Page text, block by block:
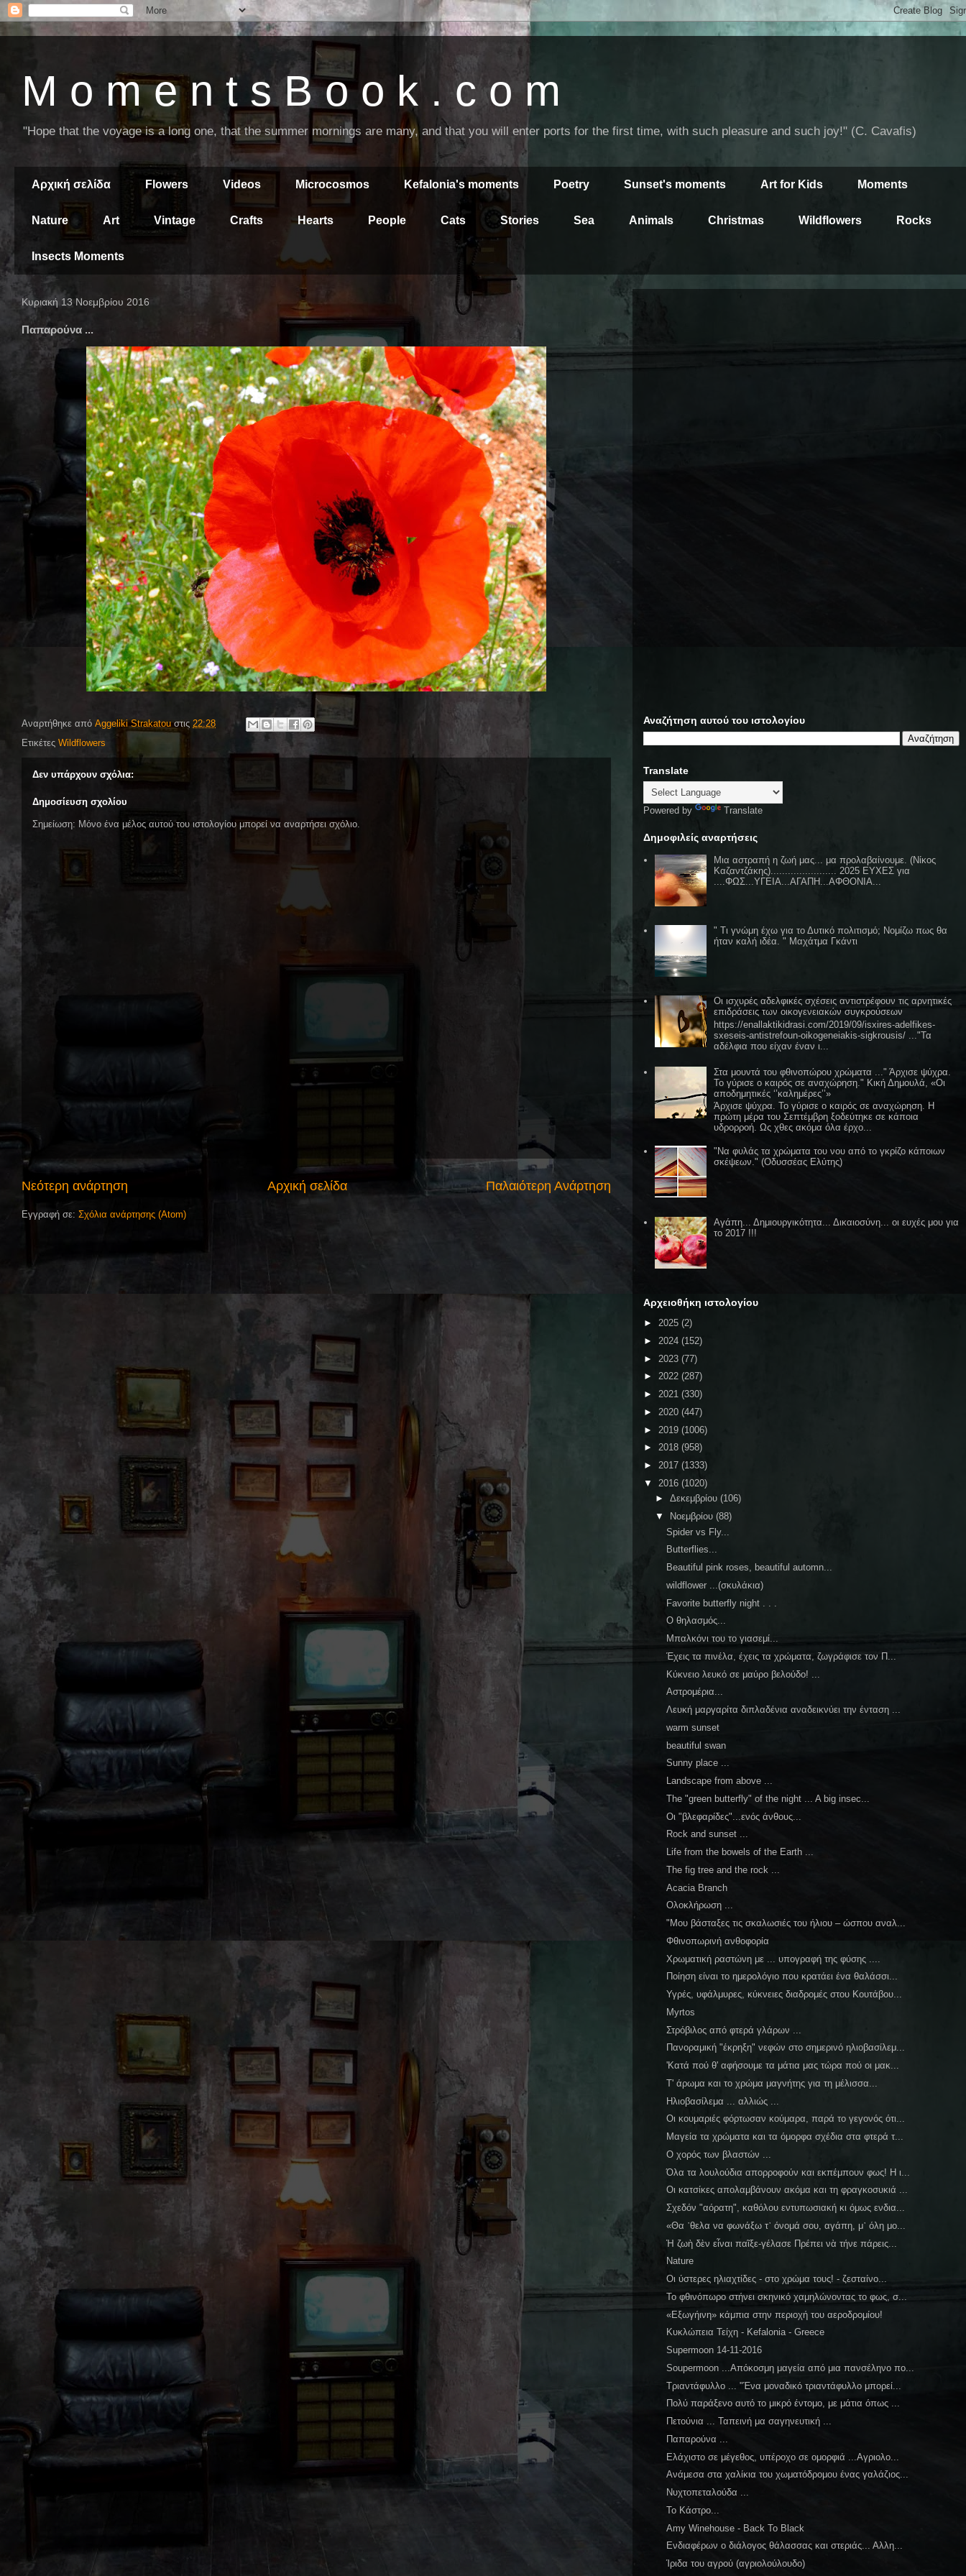
M o m e n t s B o o k . c o m
"Hope that the voyage is a long one, that the summer mornings are many, and that you will enter ports for the first time, with such pleasure and such joy!" (C. Cavafis)
Αρχική σελίδα Flowers Videos Microcosmos Kefalonia's moments Poetry Sunset's moments Art for Kids Moments
Nature Art Vintage Crafts Hearts People Cats Stories Sea Animals Christmas Wildflowers Rocks
Insects Moments
Κυριακή 13 Νοεμβρίου 2016
Παπαρούνα ...
Αναρτήθηκε από Aggeliki Strakatou στις 22:28
Ετικέτες Wildflowers
Δεν υπάρχουν σχόλια:
Δημοσίευση σχολίου
Σημείωση: Μόνο ένα μέλος αυτού του ιστολογίου μπορεί να αναρτήσει σχόλιο.
Νεότερη ανάρτηση Παλαιότερη Ανάρτηση
Αρχική σελίδα
Εγγραφή σε: Σχόλια ανάρτησης (Atom)
Αναζήτηση αυτού του ιστολογίου
Translate
Powered by Translate
Δημοφιλείς αναρτήσεις
Μια αστραπή η ζωή μας... μα προλαβαίνουμε. (Νίκος
Καζαντζάκης)....................... 2025 ΕΥΧΕΣ για
....ΦΩΣ...ΥΓΕΙΑ...ΑΓΑΠΗ...ΑΦΘΟΝΙΑ...
" Τι γνώμη έχω για το Δυτικό πολιτισμό; Νομίζω πως θα
ήταν καλή ιδέα. " Μαχάτμα Γκάντι
Οι ισχυρές αδελφικές σχέσεις αντιστρέφουν τις αρνητικές
επιδράσεις των οικογενειακών συγκρούσεων
https://enallaktikidrasi.com/2019/09/isxires-adelfikes-
sxeseis-antistrefoun-oikogeneiakis-sigkrousis/ ..."Τα
αδέλφια που είχαν έναν ι...
Στα μουντά του φθινοπώρου χρώματα ..." Άρχισε ψύχρα.
Το γύρισε ο καιρός σε αναχώρηση." Κική Δημουλά, «Οι
αποδημητικές ‘’καλημέρες’’»
Άρχισε ψύχρα. Το γύρισε ο καιρός σε αναχώρηση. Η
πρώτη μέρα του Σεπτέμβρη ξοδεύτηκε σε κάποια
υδρορροή. Ως χθες ακόμα όλα έρχο...
"Να φυλάς τα χρώματα του νου από το γκρίζο κάποιων
σκέψεων." (Οδυσσέας Ελύτης)
Αγάπη... Δημιουργικότητα... Δικαιοσύνη... οι ευχές μου για
το 2017 !!!
Αρχειοθήκη ιστολογίου
► 2025 (2)
► 2024 (152)
► 2023 (77)
► 2022 (287)
► 2021 (330)
► 2020 (447)
► 2019 (1006)
► 2018 (958)
► 2017 (1333)
▼ 2016 (1020)
► Δεκεμβρίου (106)
▼
Νοεμβρίου (88)
Spider vs Fly...
Butterflies...
Beautiful pink roses, beautiful automn...
wildflower ...(σκυλάκια)
Favorite butterfly night . . .
Ο θηλασμός...
Μπαλκόνι του το γιασεμί...
Έχεις τα πινέλα, έχεις τα χρώματα, ζωγράφισε τον Π...
Κύκνειο λευκό σε μαύρο βελούδο! ...
Αστρομέρια...
Λευκή μαργαρίτα διπλαδένια αναδεικνύει την ένταση ...
warm sunset
beautiful swan
Sunny place ...
Landscape from above ...
The "green butterfly" of the night ... A big insec...
Οι "βλεφαρίδες"...ενός άνθους...
Rock and sunset ...
Life from the bowels of the Earth ...
The fig tree and the rock ...
Acacia Branch
Ολοκλήρωση ...
"Μου βάσταξες τις σκαλωσιές του ήλιου – ώσπου αναλ...
Φθινοπωρινή ανθοφορία
Χρωματική ραστώνη με ... υπογραφή της φύσης ....
Ποίηση είναι το ημερολόγιο που κρατάει ένα θαλάσσι...
Υγρές, υφάλμυρες, κύκνειες διαδρομές στου Κουτάβου...
Myrtos
Στρόβιλος από φτερά γλάρων ...
Πανοραμική "έκρηξη" νεφών στο σημερινό ηλιοβασίλεμ...
'Κατά πού θ' αφήσουμε τα μάτια μας τώρα πού οι μακ...
Τ' άρωμα και το χρώμα μαγνήτης για τη μέλισσα...
Ηλιοβασίλεμα ... αλλιώς ...
Οι κουμαριές φόρτωσαν κούμαρα, παρά το γεγονός ότι...
Μαγεία τα χρώματα και τα όμορφα σχέδια στα φτερά τ...
Ο χορός των βλαστών ...
Όλα τα λουλούδια απορροφούν και εκπέμπουν φως! Η ι...
Οι κατσίκες απολαμβάνουν ακόμα και τη φραγκοσυκιά ...
Σχεδόν "αόρατη", καθόλου εντυπωσιακή κι όμως ενδια...
«Θα ᾿θελα να φωνάξω τ᾿ όνομά σου, αγάπη, μ᾿ όλη μο...
Ἡ ζωὴ δὲν εἶναι παῖξε-γέλασε Πρέπει νὰ τήνε πάρεις...
Nature
Οι ύστερες ηλιαχτίδες - στο χρώμα τους! - ζεσταίνο...
Το φθινόπωρο στήνει σκηνικό χαμηλώνοντας το φως, σ...
«Εξωγήινη» κάμπια στην περιοχή του αεροδρομίου!
Κυκλώπεια Τείχη - Kefalonia - Greece
Supermoon 14-11-2016
Soupermoon ...Απόκοσμη μαγεία από μια πανσέληνο πο...
Τριαντάφυλλο ... "Ένα μοναδικό τριαντάφυλλο μπορεί...
Πολύ παράξενο αυτό το μικρό έντομο, με μάτια όπως ...
Πετούνια ... Ταπεινή μα σαγηνευτική ...
Παπαρούνα ...
Ελάχιστο σε μέγεθος, υπέροχο σε ομορφιά ...Αγριολο...
Ανάμεσα στα χαλίκια του χωματόδρομου ένας γαλάζιος...
Νυχτοπεταλούδα ...
Το Κάστρο...
Amy Winehouse - Back To Black
Ενδιαφέρων ο διάλογος θάλασσας και στεριάς... Αλλη...
Ίριδα του αγρού (αγριολούλουδο)